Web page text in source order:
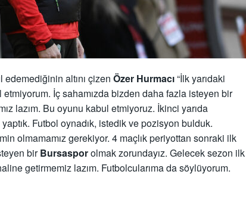
altını çizen Özer Hurmacı“İlk yarıdaki
İç sahamızda bizden daha fazla isteyen bir
lazım. Bu oyunu kabul etmiyoruz. İkinci yarıda
Futbol oynadık, istedik ve pozisyon bulduk.
olmamamız gerekiyor. 4 maçlık periyottan sonraki ilk
birBursasporolmak zorundayız. Gelecek sezon ilk
getirmemiz lazım. Futbolcularıma da söylüyorum.